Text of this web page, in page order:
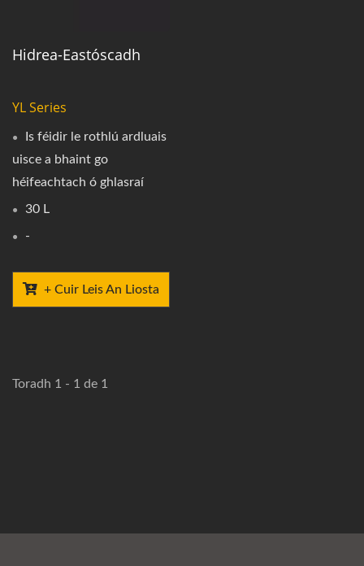
Hidrea-Eastóscadh
YL Series
Is féidir le rothlú ardluais
uisce a bhaint go
héifeachtach ó ghlasraí
30 L
-
+ Cuir Leis An Liosta
Toradh 1 - 1 de 1